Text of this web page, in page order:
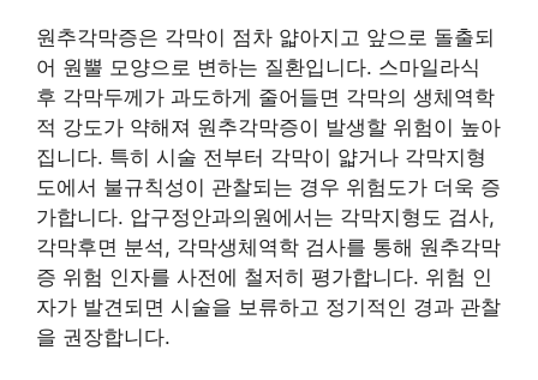
원추각막증은 각막이 점차 얇아지고 앞으로 돌출되
어 원뿔 모양으로 변하는 질환입니다. 스마일라식
후 각막두께가 과도하게 줄어들면 각막의 생체역학
적 강도가 약해져 원추각막증이 발생할 위험이 높아
집니다. 특히 시술 전부터 각막이 얇거나 각막지형
도에서 불규칙성이 관찰되는 경우 위험도가 더욱 증
가합니다. 압구정안과의원에서는 각막지형도 검사,
각막후면 분석, 각막생체역학 검사를 통해 원추각막
증 위험 인자를 사전에 철저히 평가합니다. 위험 인
자가 발견되면 시술을 보류하고 정기적인 경과 관찰
을 권장합니다.